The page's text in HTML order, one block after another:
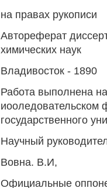
на правах рукописи
Автореферат
химических наук
Владивосток - 1890
Работа выполнена
иооледовательском
государственного
Научный
Вовна. В.И,
Официальные